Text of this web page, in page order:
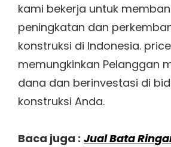
kami bekerja untuk
peningkatan dan
konstruksi di Indonesia.
memungkinkan Pelanggan
dana dan berinvestasi di
konstruksi Anda.
Baca juga : Jual Bata